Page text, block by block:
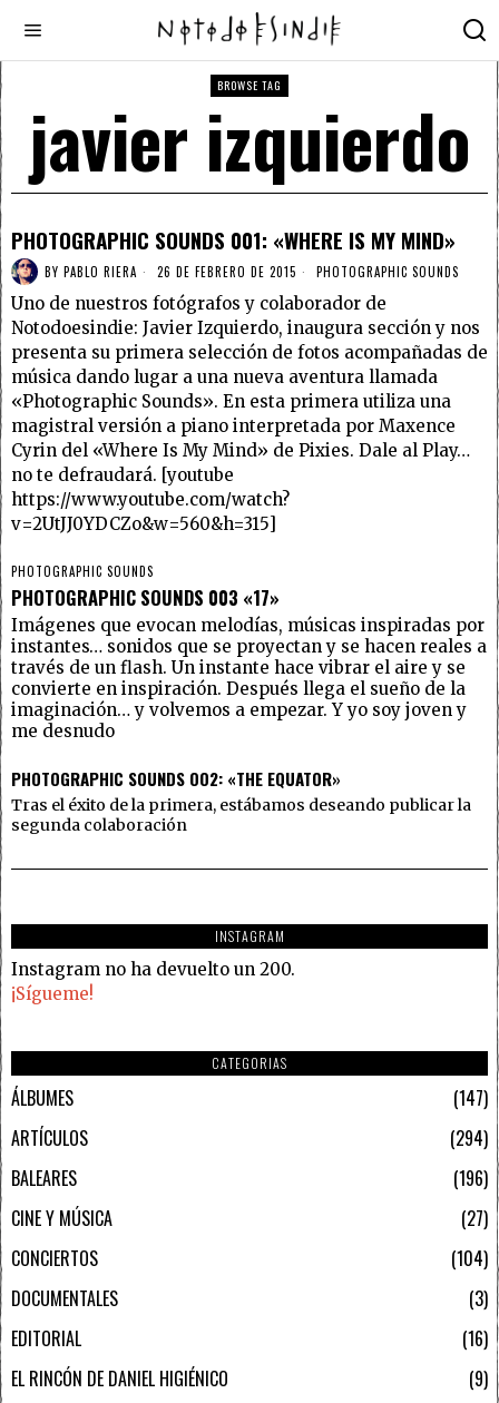
BROWSE TAG
javier izquierdo
PHOTOGRAPHIC SOUNDS 001: «WHERE IS MY MIND»
BY PABLO RIERA 26 DE FEBRERO DE 2015 PHOTOGRAPHIC SOUNDS
Uno de nuestros fotógrafos y colaborador de
Notodoesindie: Javier Izquierdo, inaugura sección y nos
presenta su primera selección de fotos acompañadas de
música dando lugar a una nueva aventura llamada
«Photographic Sounds». En esta primera utiliza una
magistral versión a piano interpretada por Maxence
Cyrin del «Where Is My Mind» de Pixies. Dale al Play…
no te defraudará. [youtube
https://www.youtube.com/watch?
v=2UtJJ0YDCZo&w=560&h=315]
PHOTOGRAPHIC SOUNDS
PHOTOGRAPHIC SOUNDS 003 «17»
Imágenes que evocan melodías, músicas inspiradas por
instantes… sonidos que se proyectan y se hacen reales a
través de un flash. Un instante hace vibrar el aire y se
convierte en inspiración. Después llega el sueño de la
imaginación… y volvemos a empezar. Y yo soy joven y
me desnudo
PHOTOGRAPHIC SOUNDS OO2: «THE EQUATOR»
Tras el éxito de la primera, estábamos deseando publicar la
segunda colaboración
INSTAGRAM
Instagram no ha devuelto un 200.
¡Sígueme!
CATEGORIAS
ÁLBUMES
147
ARTÍCULOS
294
BALEARES
196
CINE Y MÚSICA
27
CONCIERTOS
104
DOCUMENTALES
3
EDITORIAL
16
EL RINCÓN DE DANIEL HIGIÉNICO
9